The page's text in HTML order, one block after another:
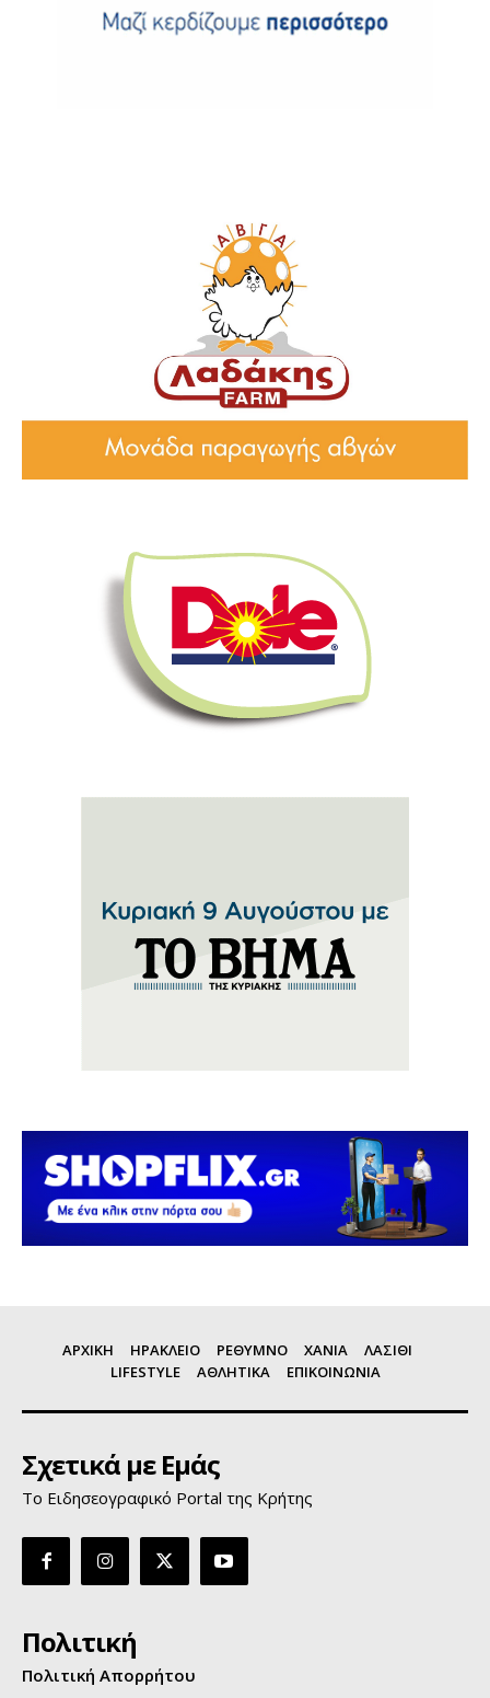
ΑΡΧΙΚΗ ΗΡΑΚΛΕΙΟ ΡΕΘΥΜΝΟ ΧΑΝΙΑ
ΛΑΣΙΘΙ
LIFESTYLE
ΑΘΛΗΤΙΚΑ ΕΠΙΚΟΙΝΩΝΙΑ
Σχετικά με Εμάς
Το Ειδησεογραφικό Portal της Κρήτης
Πολιτική
Πολιτική Απορρήτου